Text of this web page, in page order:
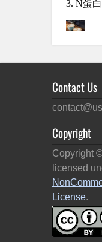
Contact Us
Copyright
Copyright
licensed
License.